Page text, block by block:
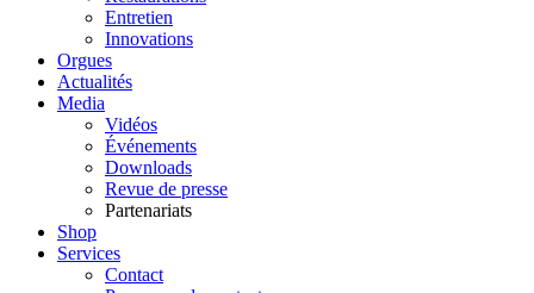
Entretien
Innovations
Orgues
Actualités
Media
Vidéos
Événements
Downloads
Revue de presse
Partenariats
Shop
Services
Contact